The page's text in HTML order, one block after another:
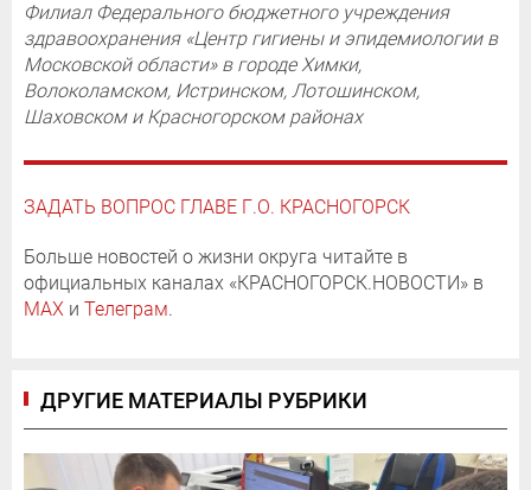
Филиал Федерального бюджетного учреждения
здравоохранения «Центр гигиены и эпидемиологии в
Московской области» в городе Химки,
Волоколамском, Истринском, Лотошинском,
Шаховском и Красногорском районах
ЗАДАТЬ ВОПРОС ГЛАВЕ Г.О. КРАСНОГОРСК
Больше новостей о жизни округа читайте в
официальных каналах «КРАСНОГОРСК.НОВОСТИ» в
MAX и Телеграм.
ДРУГИЕ МАТЕРИАЛЫ РУБРИКИ